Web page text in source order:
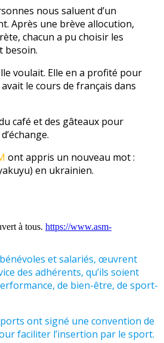
nous saluent d’un
Après une brève allocution,
chacun a pu choisir les
besoin.
voulait. Elle en a profité pour
le cours de français dans
café et des gâteaux pour
ont appris un nouveau mot :
en ukrainien.
à tous. https://www.asm-
bénévoles et salariés, œuvrent
des adhérents, qu’ils soient
de bien-être, de sport-
ont signé une convention de
faciliter l’insertion par le sport.